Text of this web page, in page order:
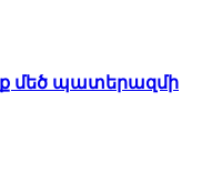
մեծ պատերազմի